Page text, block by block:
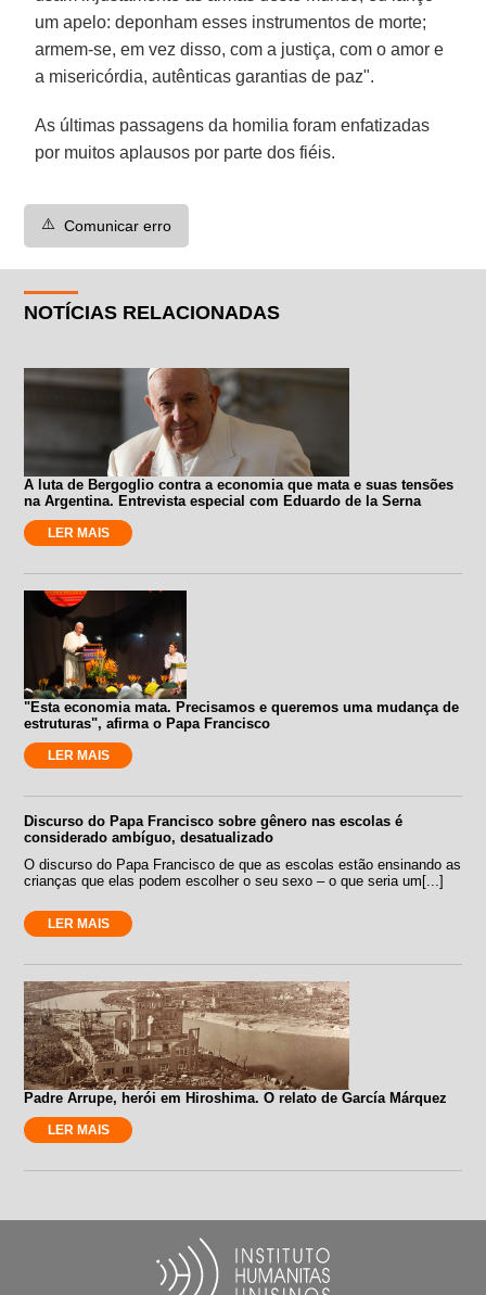
um apelo: deponham esses instrumentos de morte;
armem-se, em vez disso, com a justiça, com o amor e
a misericórdia, autênticas garantias de paz".
As últimas passagens da homilia foram enfatizadas
por muitos aplausos por parte dos fiéis.
⚠️ Comunicar erro
NOTÍCIAS RELACIONADAS
A luta de Bergoglio contra a economia que mata e suas tensões
na Argentina. Entrevista especial com Eduardo de la Serna
LER MAIS
"Esta economia mata. Precisamos e queremos uma mudança de
estruturas", afirma o Papa Francisco
LER MAIS
Discurso do Papa Francisco sobre gênero nas escolas é
considerado ambíguo, desatualizado
O discurso do Papa Francisco de que as escolas estão ensinando as
crianças que elas podem escolher o seu sexo – o que seria um[...]
LER MAIS
Padre Arrupe, herói em Hiroshima. O relato de García Márquez
LER MAIS